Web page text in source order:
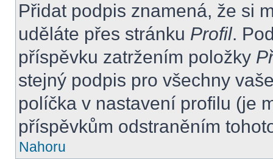
Přidat podpis znamená, že si
uděláte přes stránku Profil.
příspěvku zatržením položky
stejný podpis pro všechny
políčka v nastavení profilu (je
příspěvkům odstraněním
Nahoru